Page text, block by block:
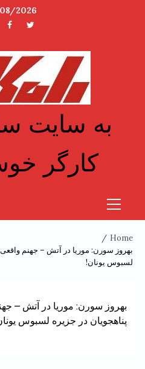
2026
توئیتر
به سایت
کارگر
Primary
Home
بهروز سورن: موریا در آتش – جهنم
لسبوس یونان!
بهروز سورن: موریا در آتش –
پناهجویان در جزیره لسبوس